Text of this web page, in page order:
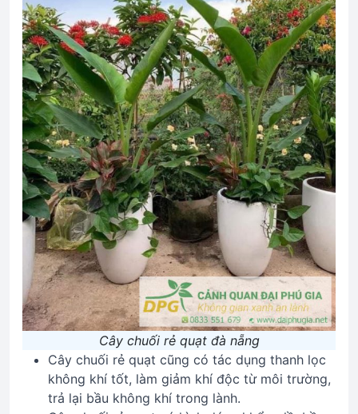
Cây chuối rẻ quạt đà nẵng
Cây chuối rẻ quạt cũng có tác dụng thanh lọc
không khí tốt, làm giảm khí độc từ môi trường,
trả lại bầu không khí trong lành.